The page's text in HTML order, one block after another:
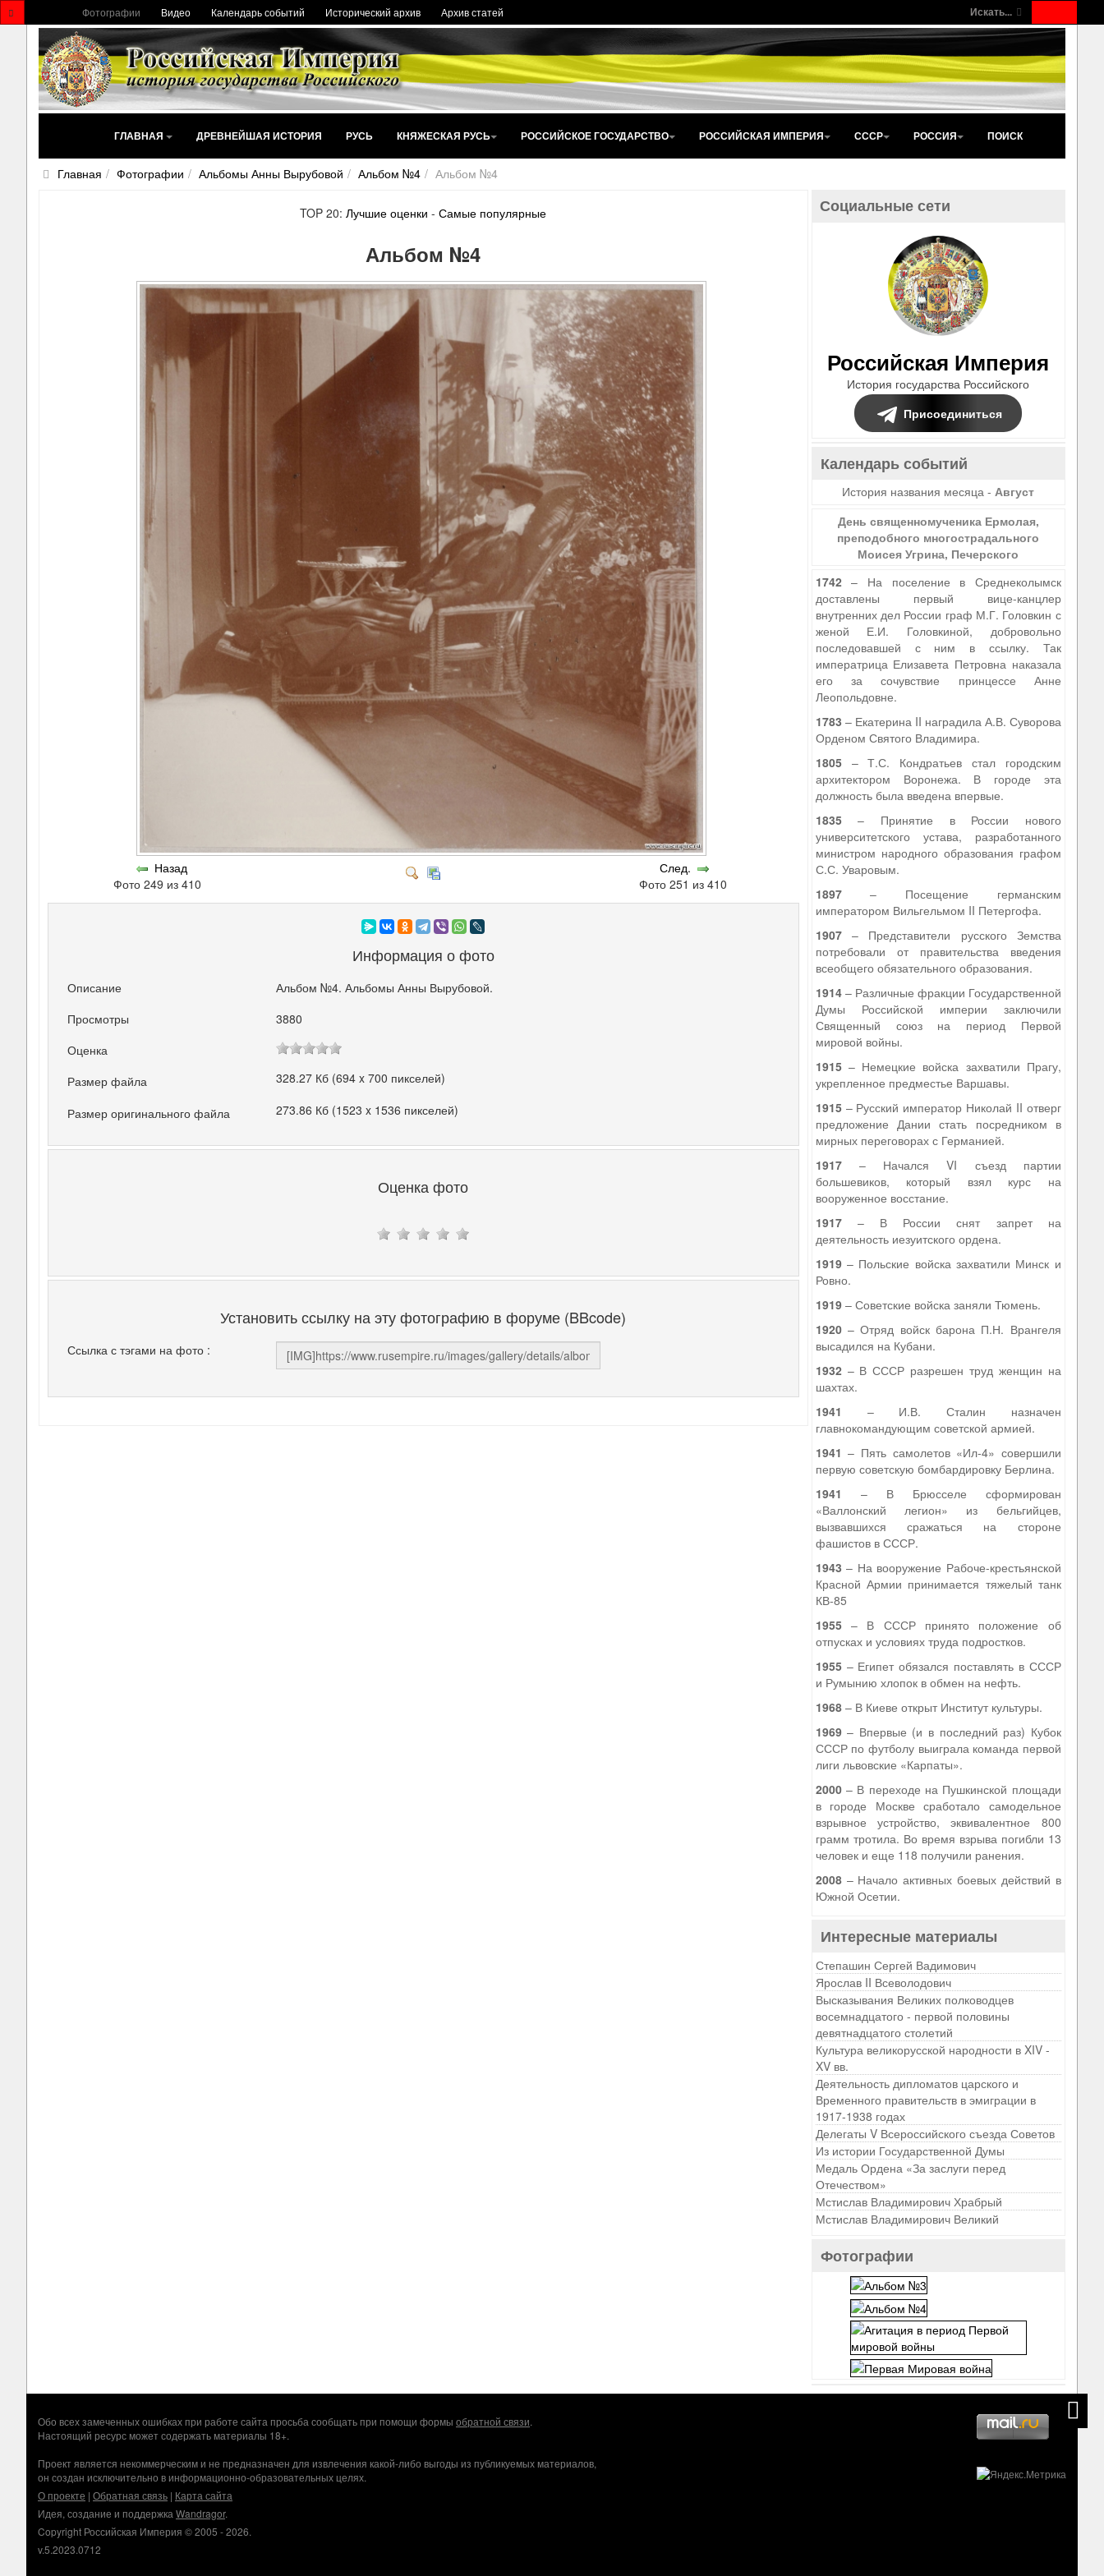
Искать...
Фотографии Видео Календарь событий Исторический архив Архив статей
ГЛАВНАЯ ДРЕВНЕЙШАЯ ИСТОРИЯ РУСЬ КНЯЖЕСКАЯ РУСЬ РОССИЙСКОЕ ГОСУДАРСТВО РОССИЙСКАЯ ИМПЕРИЯ СССР РОССИЯ ПОИСК
Главная Фотографии Альбомы Анны Вырубовой Альбом №4 Альбом №4
TOP 20:Лучшие оценки -Самые популярные
Альбом №4
Назад
Фото 249 из 410
След.
Фото 251 из 410
Информация о фото
Описание
Альбом №4. Альбомы Анны Вырубовой.
Просмотры
3880
Оценка
Размер файла
328.27 Кб (694 x 700 пикселей)
Размер оригинального файла 273.86 Кб (1523 x 1536 пикселей)
Оценка фото
Установить ссылку на эту фотографию в форуме (BBcode)
Ссылка с тэгами на фото :
Социальные сети
Российская Империя
История государства Российского
Присоединиться
Календарь событий
История названия месяца -Август
День священномученика Ермолая,
преподобного многострадального
Моисея Угрина, Печерского
1742– На поселение в Среднеколымск
доставлены первый вице-канцлер
внутренних дел России граф М.Г. Головкин с
женой Е.И. Головкиной, добровольно
последовавшей с ним в ссылку. Так
императрица Елизавета Петровна наказала
его за сочувствие принцессе Анне
Леопольдовне.
1783 – Екатерина II наградила А.В. Суворова
Орденом Святого Владимира.
1805– Т.С. Кондратьев стал городским
архитектором Воронежа. В городе эта
должность была введена впервые.
1835– Принятие в России нового
университетского устава, разработанного
министром народного образования графом
С.С. Уваровым.
1897– Посещение германским
императором Вильгельмом II Петергофа.
1907– Представители русского Земства
потребовали от правительства введения
всеобщего обязательного образования.
1914– Различные фракции Государственной
Думы Российской империи заключили
Священный союз на период Первой
мировой войны.
1915– Немецкие войска захватили Прагу,
укрепленное предместье Варшавы.
1915– Русский император Николай II отверг
предложение Дании стать посредником в
мирных переговорах с Германией.
1917– Начался VI съезд партии
большевиков, который взял курс на
вооруженное восстание.
1917– В России снят запрет на
деятельность иезуитского ордена.
1919– Польские войска захватили Минск и
Ровно.
1919– Советские войска заняли Тюмень.
1920– Отряд войск барона П.Н. Врангеля
высадился на Кубани.
1932– В СССР разрешен труд женщин на
шахтах.
1941 – И.В. Сталин назначен
главнокомандующим советской армией.
1941 – Пять самолетов «Ил-4» совершили
первую советскую бомбардировку Берлина.
1941 – В Брюсселе сформирован
«Валлонский легион» из бельгийцев,
вызвавшихся сражаться на стороне
фашистов в СССР.
1943 – На вооружение Рабоче-крестьянской
Красной Армии принимается тяжелый танк
КВ-85
1955– В СССР принято положение об
отпусках и условиях труда подростков.
1955– Египет обязался поставлять в СССР
и Румынию хлопок в обмен на нефть.
1968– В Киеве открыт Институт культуры.
1969– Впервые (и в последний раз) Кубок
СССР по футболу выиграла команда первой
лиги львовские «Карпаты».
2000– В переходе на Пушкинской площади
в городе Москве сработало самодельное
взрывное устройство, эквивалентное 800
грамм тротила. Во время взрыва погибли 13
человек и еще 118 получили ранения.
2008– Начало активных боевых действий в
Южной Осетии.
Интересные материалы
Степашин Сергей Вадимович
Ярослав II Всеволодович
Высказывания Великих полководцев
восемнадцатого - первой половины
девятнадцатого столетий
Культура великорусской народности в XIV -
XV вв.
Деятельность дипломатов царского и
Временного правительств в эмиграции в
1917-1938 годах
Делегаты V Всероссийского съезда Советов
Из истории Государственной Думы
Медаль Ордена «За заслуги перед
Отечеством»
Мстислав Владимирович Храбрый
Мстислав Владимирович Великий
Фотографии
Обо всех замеченных ошибках при работе сайта просьба сообщать при помощи формы обратной связи.
Настоящий ресурс может содержать материалы 18+.
Проект является некоммерческим и не предназначен для извлечения какой-либо выгоды из публикуемых материалов,
он создан исключительно в информационно-образовательных целях.
О проекте | Обратная связь | Карта сайта
Идея, создание и поддержка Wandragor.
Copyright Российская Империя © 2005 - 2026.
v.5.2023.0712